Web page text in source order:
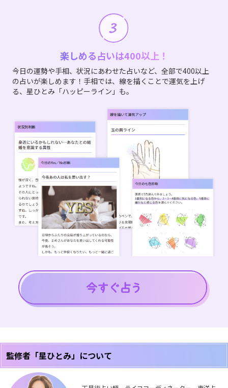
楽しめる占いは400以上！
今日の運勢や手相、状況にあわせた占いなど、全部で400以上
の占いが楽しめます！手相では、線を描くことで運気を上げ
る、星ひとみ「ハッピーライン」も。
監修者「星ひとみ」について